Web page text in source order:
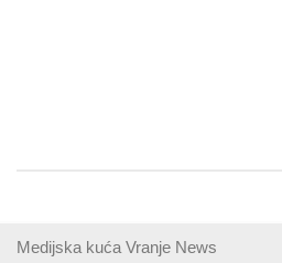
Medijska kuća Vranje News